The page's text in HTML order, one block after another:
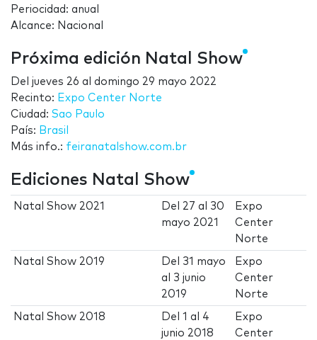
Periocidad: anual
Alcance: Nacional
Próxima edición Natal Show
Del jueves 26 al domingo 29 mayo 2022
Recinto: Expo Center Norte
Ciudad: Sao Paulo
País: Brasil
Más info.: feiranatalshow.com.br
Ediciones Natal Show
Natal Show 2021 Del 27 al 30
mayo 2021
Expo
Center
Norte
Natal Show 2019 Del 31 mayo
al 3 junio
2019
Expo
Center
Norte
Natal Show 2018 Del1 al 4
junio 2018
Expo
Center